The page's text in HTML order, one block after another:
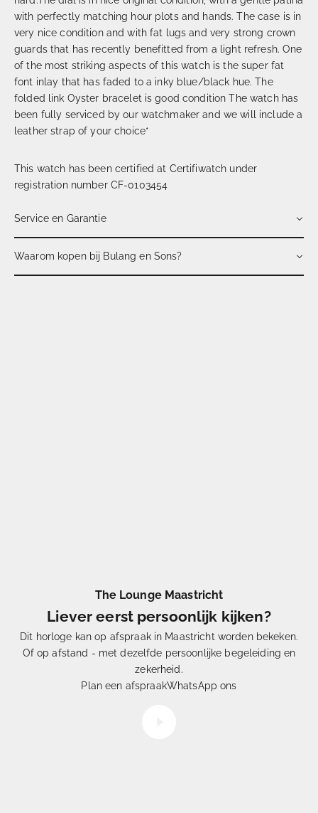
with perfectly matching hour plots and hands. The case is in
very nice condition and with fat lugs and very strong crown
guards that has recently benefitted from a light refresh. One
of the most striking aspects of this watch is the super fat
font inlay that has faded to a inky blue/black hue. The
folded link Oyster bracelet is good condition The watch has
been fully serviced by our watchmaker and we will include a
leather strap of your choice*
This watch has been certified at Certifiwatch under
registration number CF-0103454
Service en Garantie
Waarom kopen bij Bulang en Sons?
The Lounge Maastricht
Liever eerst persoonlijk kijken?
Dit horloge kan op afspraak in Maastricht worden bekeken.
Of op afstand - met dezelfde persoonlijke begeleiding en
zekerheid.
Plan een afspraakWhatsApp ons
Eénuit Duizenden
selecterenwij onze horloges